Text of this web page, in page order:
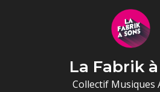
La Fabrik
Collectif Musiques